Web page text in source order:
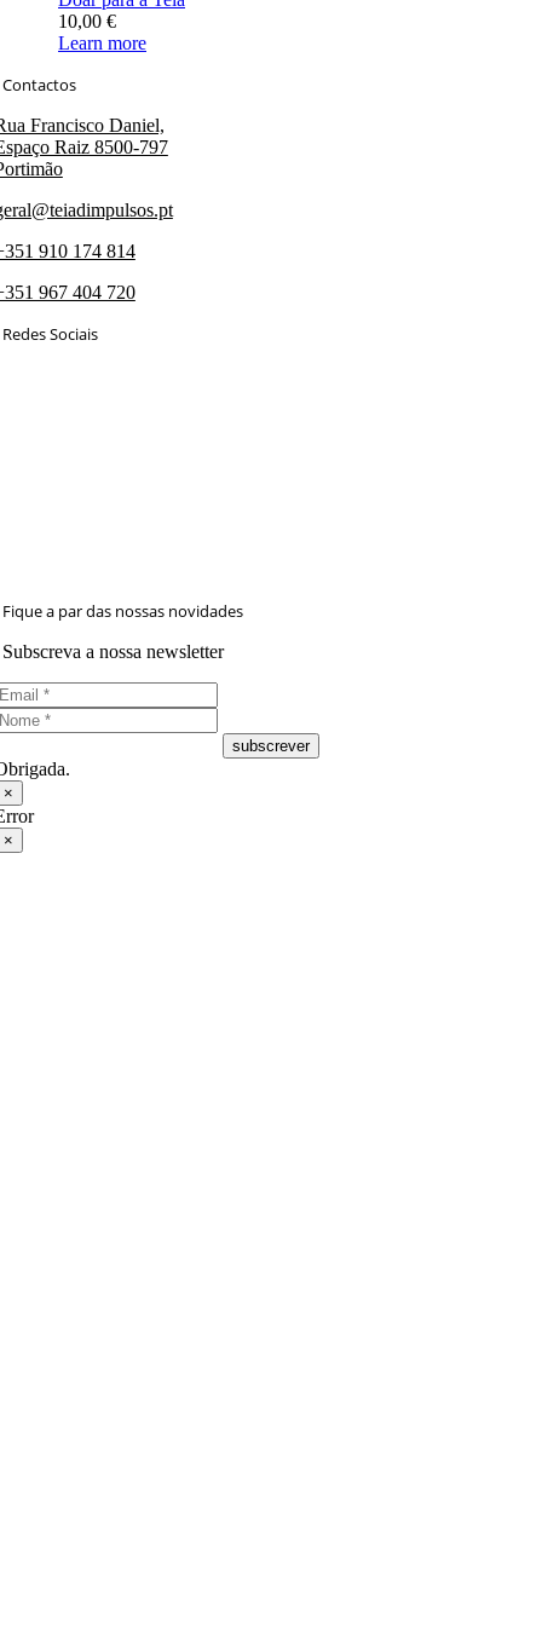
10,00 €
Learn more
Contactos
Francisco Daniel,
Raiz 8500-797
910 174 814
967 404 720
Redes Sociais
Fique a par das nossas novidades
Subscreva a nossa newsletter
subscrever
×
×